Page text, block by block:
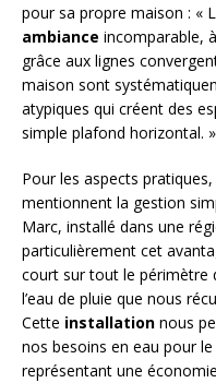
pour sa propre maison : «
ambiance incomparable,
grâce aux lignes
maison sont
atypiques qui créent des
simple plafond horizontal. »
Pour les aspects
mentionnent la gestion
Marc, installé dans une
particulièrement cet
court sur tout le périmètre
l’eau de pluie que nous
Cette installation nous
nos besoins en eau pour
représentant une